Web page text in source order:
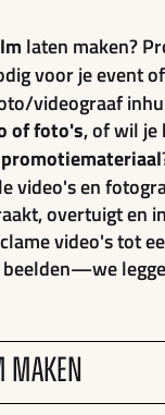
laten maken?
voor je event
videograaf
of foto's, of wil je
promotiemateriaal
video's en
overtuigt en
video's tot
beelden—we
MAKEN